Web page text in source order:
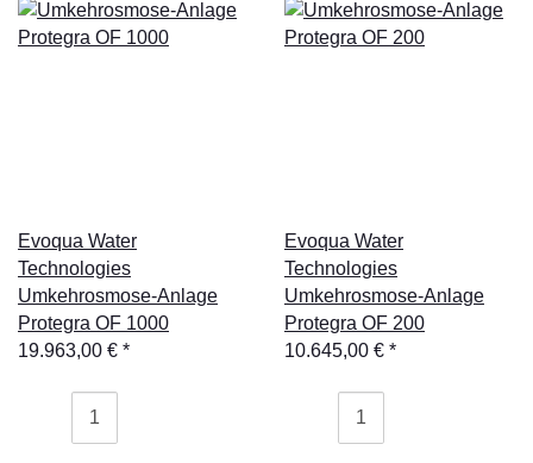
Evoqua Water
Technologies
Umkehrosmose-Anlage
Protegra OF 1000
19.963,00 € *
Evoqua Water
Technologies
Umkehrosmose-Anlage
Protegra OF 200
10.645,00 € *